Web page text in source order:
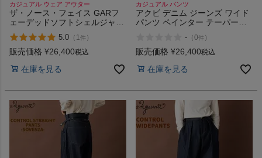
カジュアル ウェア アウター
ザ・ノース・フェイス GARフ
ェーデッドソフトシェルジャケ
ット ファスナー UVガード カジ
ュアル ウェア アウター THE
NORTH FACE GAR Faded
5.0 （ 1件 ）
販売価格 ¥26,400税込
在庫を見る
カジュアル パンツ
アクビ デニム ジーンズ ワイド
パンツ ペインター テーパード
ー ワイド ワイドシルエット オ
シャレ Aquvii CONTROL
WALLWORTH aq520
- （0件 ）
販売価格 ¥26,400税込
在庫を見る